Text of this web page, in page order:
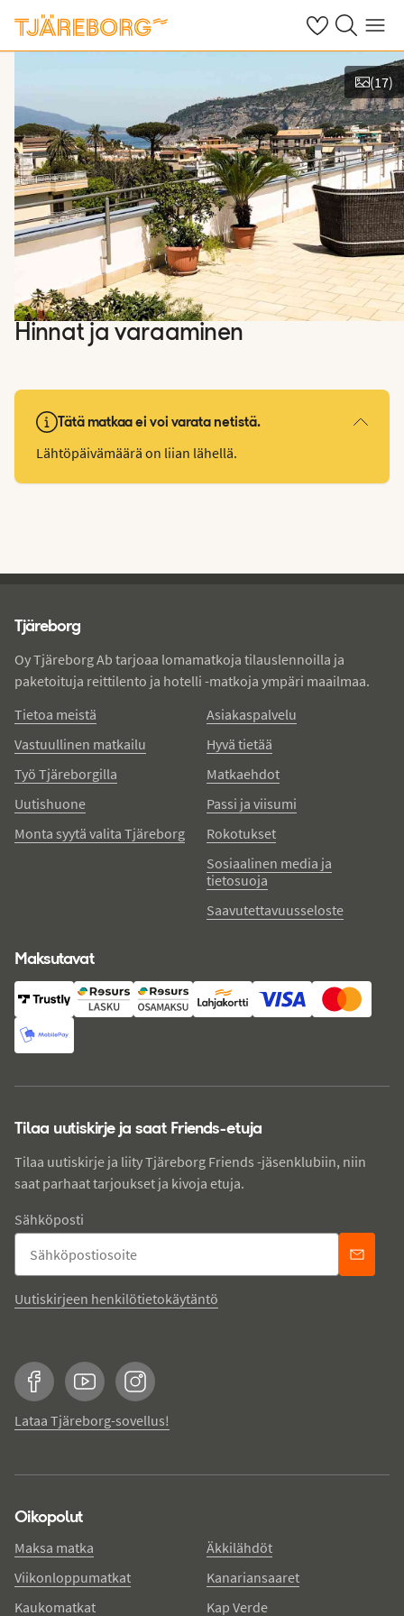
OmatHaku Valikko
Näytä kuvia
(17)
Hinnat ja varaaminen
Tätä matkaa ei voi varata netistä.
Lähtöpäivämäärä on liian lähellä.
Tjäreborg
Oy Tjäreborg Ab tarjoaa lomamatkoja tilauslennoilla ja
paketoituja reittilento ja hotelli -matkoja ympäri maailmaa.
Tietoa meistä
Vastuullinen matkailu
Työ Tjäreborgilla
Uutishuone
Monta syytä valita Tjäreborg
Asiakaspalvelu
Hyvä tietää
Matkaehdot
Passi ja viisumi
Rokotukset
Sosiaalinen media ja
tietosuoja
Saavutettavuusseloste
Maksutavat
Tilaa uutiskirje ja saat Friends-etuja
Tilaa uutiskirje ja liity Tjäreborg Friends -jäsenklubiin, niin
saat parhaat tarjoukset ja kivoja etuja.
Sähköposti
Uutiskirjeen henkilötietokäytäntö
FacebookYouTubeInstagram
Lataa Tjäreborg-sovellus!
Oikopolut
Maksa matka
Viikonloppumatkat
Kaukomatkat
Äkkilähdöt
Kanariansaaret
Kap Verde